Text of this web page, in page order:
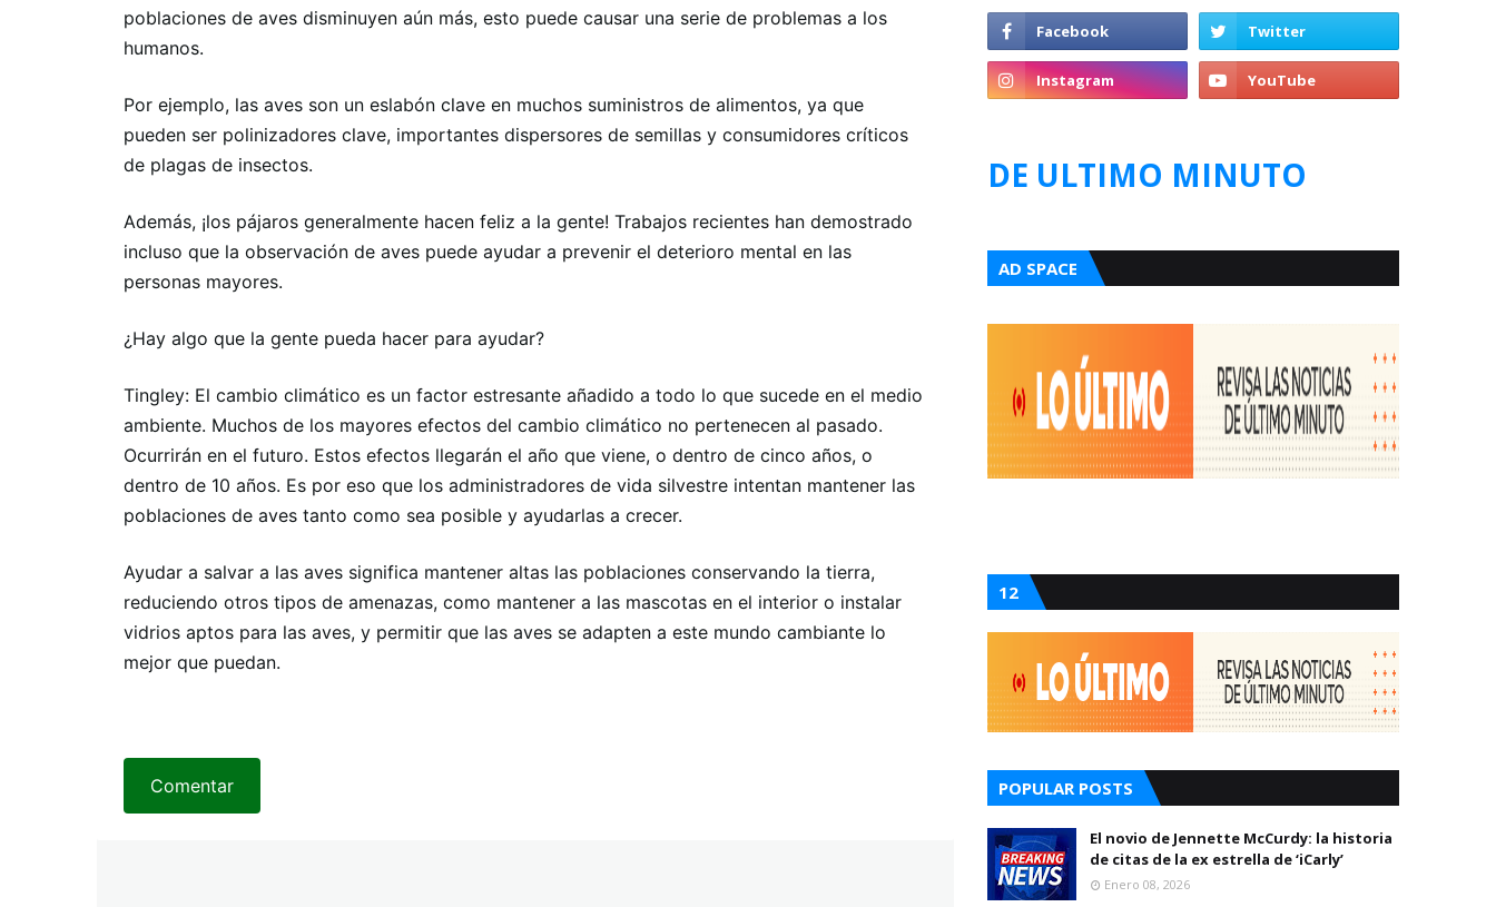
poblaciones de aves disminuyen aún más, esto puede causar una serie de problemas a los
humanos.
Por ejemplo, las aves son un eslabón clave en muchos suministros de alimentos, ya que
pueden ser polinizadores clave, importantes dispersores de semillas y consumidores críticos
de plagas de insectos.
Además, ¡los pájaros generalmente hacen feliz a la gente! Trabajos recientes han demostrado
incluso que la observación de aves puede ayudar a prevenir el deterioro mental en las
personas mayores.
¿Hay algo que la gente pueda hacer para ayudar?
Tingley: El cambio climático es un factor estresante añadido a todo lo que sucede en el medio
ambiente. Muchos de los mayores efectos del cambio climático no pertenecen al pasado.
Ocurrirán en el futuro. Estos efectos llegarán el año que viene, o dentro de cinco años, o
dentro de 10 años. Es por eso que los administradores de vida silvestre intentan mantener las
poblaciones de aves tanto como sea posible y ayudarlas a crecer.
Ayudar a salvar a las aves significa mantener altas las poblaciones conservando la tierra,
reduciendo otros tipos de amenazas, como mantener a las mascotas en el interior o instalar
vidrios aptos para las aves, y permitir que las aves se adapten a este mundo cambiante lo
mejor que puedan.
Comentar
DE ULTIMO MINUTO
AD SPACE
12
POPULAR POSTS
El novio de Jennette McCurdy: la historia
de citas de la ex estrella de ‘iCarly’
Enero 08, 2026